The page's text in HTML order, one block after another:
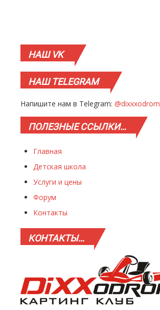
НАШVK
НАШTELEGRAM
Напишите нам в Telegram: @dixxxodrom
ПОЛЕЗНЫЕССЫЛКИ…
Главная
Детская школа
Услуги и цены
Форум
Контакты
КОНТАКТЫ…